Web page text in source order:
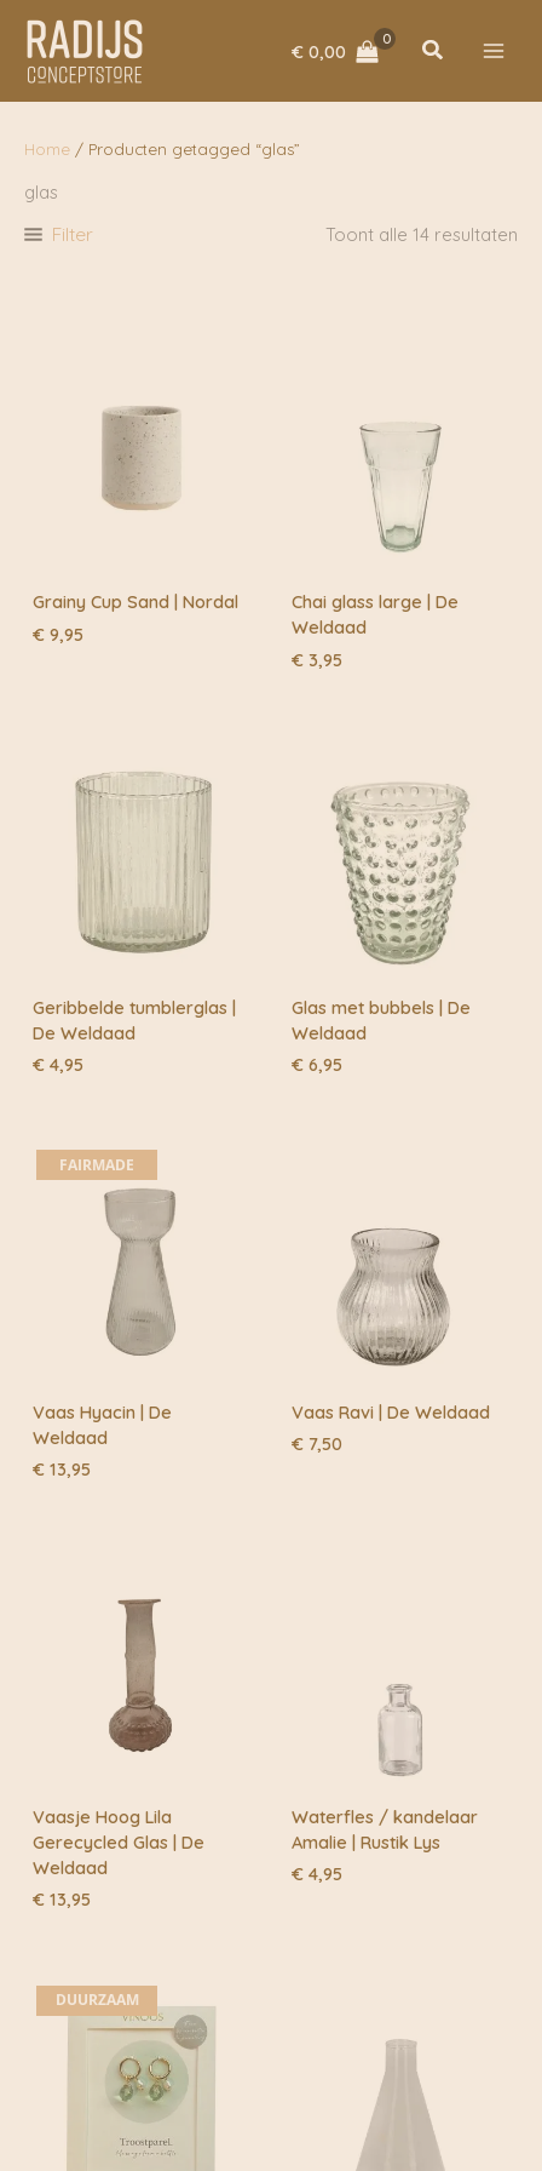
naar
inhoud
€ 0,00 Zoeken
Home / Producten getagged “glas”
glas
Filter Toont alle 14 resultaten
Grainy Cup Sand | Nordal
€ 9,95
Chai glass large | De
Weldaad
€ 3,95
Geribbelde tumblerglas |
De Weldaad
€ 4,95
Glas met bubbels | De
Weldaad
€ 6,95
FAIRMADE
Vaas Hyacin | De
Weldaad
€ 13,95
Vaas Ravi | De Weldaad
€ 7,50
Vaasje Hoog Lila
Gerecycled Glas | De
Weldaad
€ 13,95
Waterfles / kandelaar
Amalie | Rustik Lys
€ 4,95
DUURZAAM